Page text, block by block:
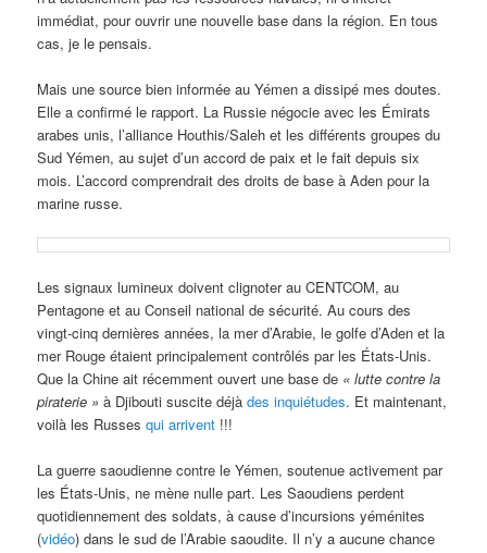
immédiat, pour ouvrir une nouvelle base dans la région. En tous
cas, je le pensais.
Mais une source bien informée au Yémen a dissipé mes doutes.
Elle a confirmé le rapport. La Russie négocie avec les Émirats
arabes unis, l’alliance Houthis/Saleh et les différents groupes du
Sud Yémen, au sujet d’un accord de paix et le fait depuis six
mois. L’accord comprendrait des droits de base à Aden pour la
marine russe.
Les signaux lumineux doivent clignoter au CENTCOM, au
Pentagone et au Conseil national de sécurité. Au cours des
vingt-cinq dernières années, la mer d’Arabie, le golfe d’Aden et la
mer Rouge étaient principalement contrôlés par les États-Unis.
Que la Chine ait récemment ouvert une base de « lutte contre la
piraterie » à Djibouti suscite déjàdes inquiétudes. Et maintenant,
voilà les Russesqui arrivent !!!
La guerre saoudienne contre le Yémen, soutenue activement par
les États-Unis, ne mène nulle part. Les Saoudiens perdent
quotidiennement des soldats, à cause d’incursions yéménites
(vidéo) dans le sud de l’Arabie saoudite. Il n’y a aucune chance